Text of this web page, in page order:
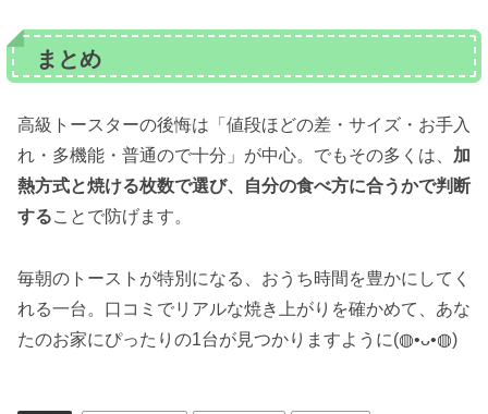
まとめ
高級トースターの後悔は「値段ほどの差・サイズ・お手入
れ・多機能・普通ので十分」が中心。でもその多くは、 加
熱方式と焼ける枚数で選び、自分の食べ方に合うかで判断
することで防げます。
毎朝のトーストが特別になる、おうち時間を豊かにしてく
れる一台。口コミでリアルな焼き上がりを確かめて、あな
たのお家にぴったりの1台が見つかりますように(◍•ᴗ•◍)